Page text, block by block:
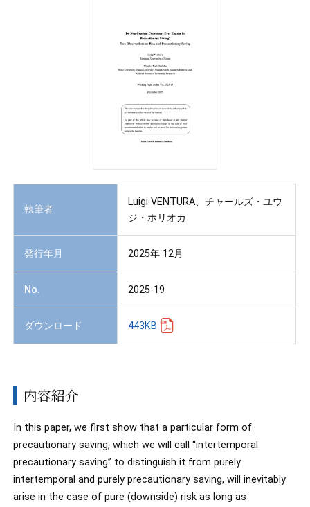
執筆者
Luigi VENTURA、チャールズ・ユウ
ジ・ホリオカ
発行年月 2025年 12月
No. 2025-19
ダウンロード 443KB
内容紹介
In this paper, we first show that a particular form of
precautionary saving, which we will call “intertemporal
precautionary saving” to distinguish it from purely
intertemporal and purely precautionary saving, will inevitably
arise in the case of pure (downside) risk as long as